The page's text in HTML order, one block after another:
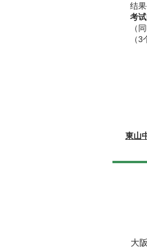
结
考试
（
（
東山
大